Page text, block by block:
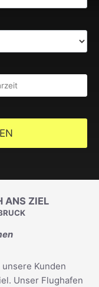
ANS ZIEL
Kunden
Unser Flughafen